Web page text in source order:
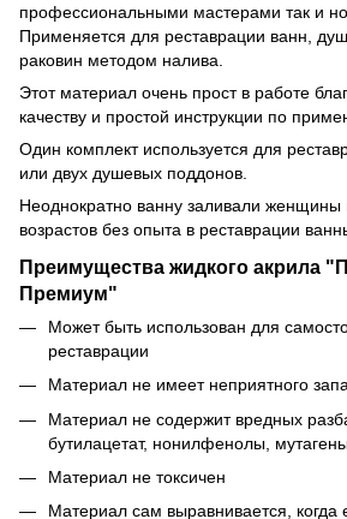
профессиональными мастерами так и
Применяется для реставрации ванн,
раковин методом налива.
Этот материал очень прост в работе
качеству и простой инструкции по
Один комплект используется для
или двух душевых поддонов.
Неоднократно ванну заливали
возрастов без опыта в реставрации
Преимущества жидкого акрила
Премиум"
Может быть использован для
реставрации
Материал не имеет неприятного
Материал не содержит вредных
бутилацетат, нонилфенолы,
Материал не токсичен
Материал сам выравнивается, когда